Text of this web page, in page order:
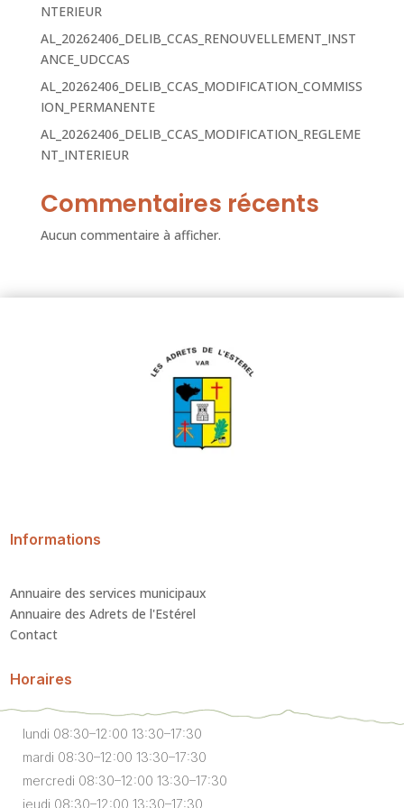
NTERIEUR
AL_20262406_DELIB_CCAS_RENOUVELLEMENT_INST
ANCE_UDCCAS
AL_20262406_DELIB_CCAS_MODIFICATION_COMMISS
ION_PERMANENTE
AL_20262406_DELIB_CCAS_MODIFICATION_REGLEME
NT_INTERIEUR
Commentaires récents
Aucun commentaire à afficher.
Informations
Annuaire des services municipaux
Annuaire des Adrets de l'Estérel
Contact
Horaires
lundi 08:30–12:00 13:30–17:30
mardi 08:30–12:00 13:30–17:30
mercredi 08:30–12:00 13:30–17:30
jeudi 08:30–12:00 13:30–17:30